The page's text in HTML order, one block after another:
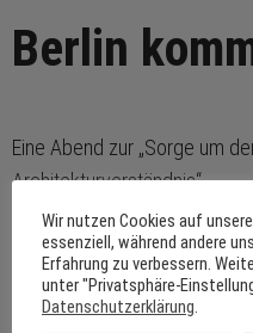
Berlin
Eine Abend zur „Sorge um
Architekturverständnis“.
Wir nutzen Cookies auf
essenziell, während andere
Erfahrung zu verbessern.
unter "Privatsphäre-
Datenschutzerklärung